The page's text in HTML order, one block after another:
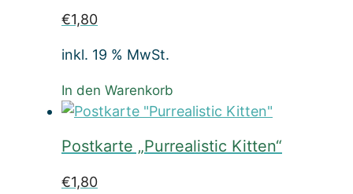
€1,80
inkl. 19 % MwSt.
In den Warenkorb
Postkarte „Purrealistic Kitten“
€1,80